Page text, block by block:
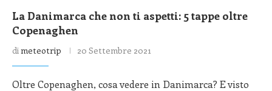
La Danimarca che non ti aspetti: 5 tappe oltre
Copenaghen
dimeteotrip 20 Settembre 2021
Oltre Copenaghen, cosa vedere in Danimarca? E visto